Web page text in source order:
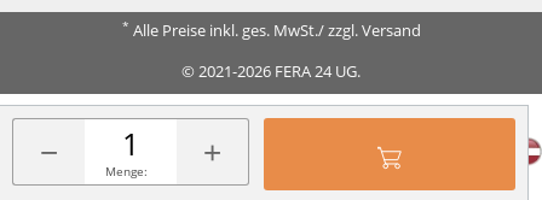
− +
Menge:
* Alle Preise inkl. ges. MwSt./ zzgl. Versand
© 2021-2026 FERA 24 UG.
FERA INTERNATIONAL: